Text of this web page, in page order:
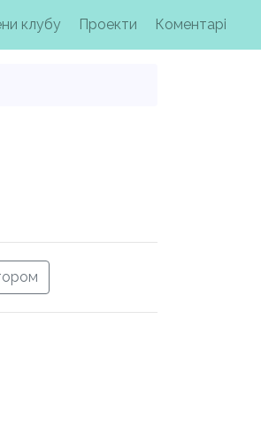
клубу Проекти Коментарі